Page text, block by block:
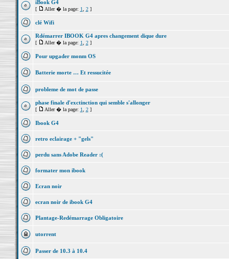
iBook G4
[ Aller � la page: 1 2]
clé Wifi
Rdémarrer IBOOK G4 apres changement dique dure
[ Aller � la page: 1 2]
Pour upgader monm OS
Batterie morte … Et ressucitée
probleme de mot de passe
phase finale d'exctinction qui semble s'allonger
[ Aller � la page: 1 2]
Ibook G4
retro eclairage + "gels"
perdu sans Adobe Reader :(
formater mon ibook
Ecran noir
ecran noir de ibook G4
Plantage-Redémarrage Obligatoire
utorrent
Passer de 10.3 à 10.4